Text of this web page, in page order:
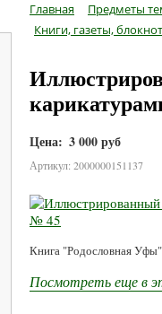
Главная
Предметы
Книги, газеты,
Цена: 3 000 руб
Артикул: 2000000151137
Книга "Родословная Уфы"
Посмотреть еще в